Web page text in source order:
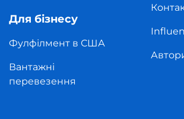
Для бізнесу
Фулфілмент в США
Вантажні
перевезення